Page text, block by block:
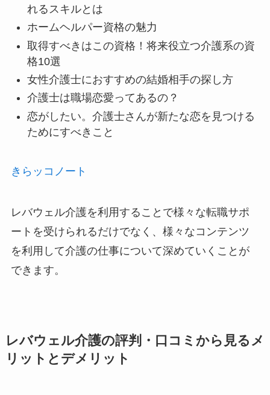
れるスキルとは
ホームヘルパー資格の魅力
取得すべきはこの資格！将来役立つ介護系の資
格10選
女性介護士におすすめの結婚相手の探し方
介護士は職場恋愛ってあるの？
恋がしたい。介護士さんが新たな恋を見つける
ためにすべきこと
きらッコノート
レバウェル介護を利用することで様々な転職サポ
ートを受けられるだけでなく、様々なコンテンツ
を利用して介護の仕事について深めていくことが
できます。
レバウェル介護の評判・口コミから見るメ
リットとデメリット